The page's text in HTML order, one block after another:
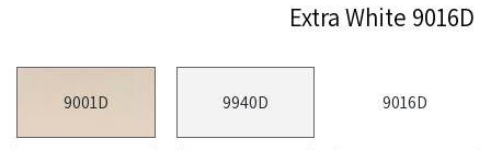
9016D
9940D
9001D
Extra White 9016D